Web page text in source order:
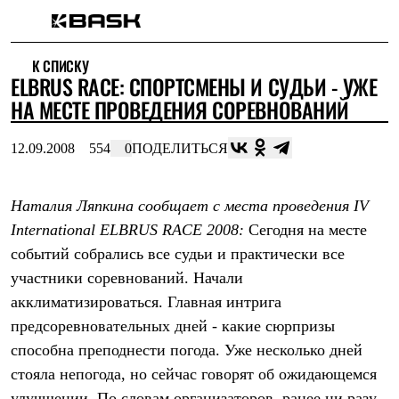
Интернет-магазин
Мужская одежда
Утепленная пухом
Куртки
Жилеты
Куртки
Штормовая одежда
Куртки
Софтшелл одежда
Куртки
Брюки
Флисовая одежда
Куртки
Брюки
К СПИСКУ
ELBRUS RACE: СПОРТСМЕНЫ И СУДЬИ - УЖЕ
НА МЕСТЕ ПРОВЕДЕНИЯ СОРЕВНОВАНИЙ
12.09.2008 554 0ПОДЕЛИТЬСЯ
Наталия Ляпкина сообщает с места проведения IV
International ELBRUS RACE 2008: Сегодня на месте
событий собрались все судьи и практически все
участники соревнований. Начали
акклиматизироваться. Главная интрига
предсоревновательных дней - какие сюрпризы
способна преподнести погода. Уже несколько дней
стояла непогода, но сейчас говорят об ожидающемся